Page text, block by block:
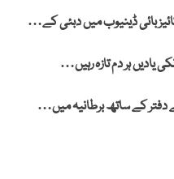
بائی ڈینیوب میں دبئی کے…
یادیں ہر دم تازہ رہیں…
دفتر کے ساتھ برطانیہ میں…